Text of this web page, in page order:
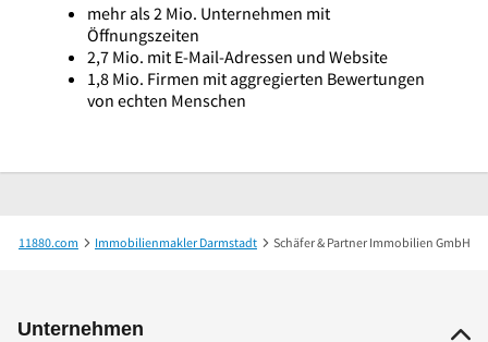
mehr als 2 Mio. Unternehmen mit
Öffnungszeiten
2,7 Mio. mit E-Mail-Adressen und Website
1,8 Mio. Firmen mit aggregierten Bewertungen
von echten Menschen
11880.com Immobilienmakler Darmstadt Schäfer & Partner Immobilien GmbH
Unternehmen